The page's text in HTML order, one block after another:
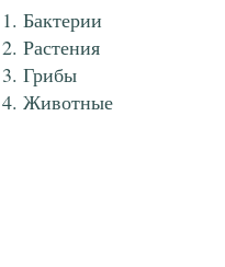
Бактерии
Растения
Грибы
Животные